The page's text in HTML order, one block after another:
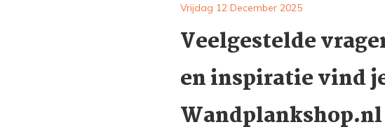
Vrijdag 12 December 2025
Veelgestelde
en inspiratie vind
Wandplankshop.nl